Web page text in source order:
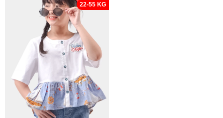
22-55 KG